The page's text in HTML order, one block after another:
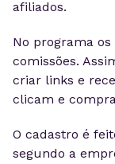
afiliados.
No programa
comissões.
criar links e
clicam e
O cadastro é
segundo a